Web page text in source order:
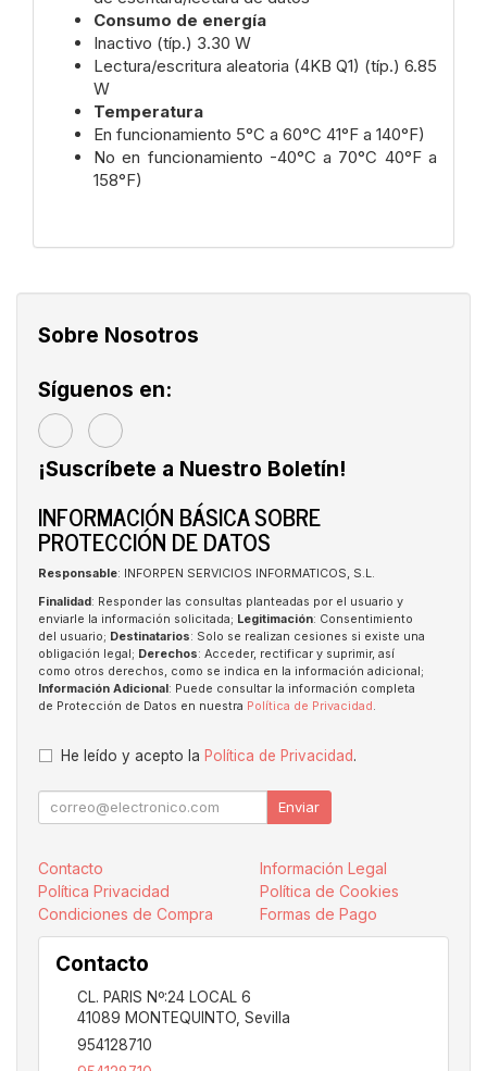
Consumo de energía
Inactivo (típ.) 3.30 W
Lectura/escritura aleatoria (4KB Q1) (típ.) 6.85
W
Temperatura
En funcionamiento 5°C a 60°C 41°F a 140°F)
No en funcionamiento -40°C a 70°C 40°F a
158°F)
Sobre Nosotros
Síguenos en:
¡Suscríbete a Nuestro Boletín!
INFORMACIÓN BÁSICA SOBRE
PROTECCIÓN DE DATOS
Responsable: INFORPEN SERVICIOS INFORMATICOS, S.L.
Finalidad : Responder las consultas planteadas por el usuario y
enviarle la información solicitada; Legitimación: Consentimiento
del usuario; Destinatarios: Solo se realizan cesiones si existe una
obligación legal; Derechos: Acceder, rectificar y suprimir, así
como otros derechos, como se indica en la información adicional;
Información Adicional : Puede consultar la información completa
de Protección de Datos en nuestra Política de Privacidad .
He leído y acepto la Política de Privacidad.
Enviar
Contacto
Información Legal
Política Privacidad
Política de Cookies
Condiciones de Compra
Formas de Pago
Contacto
CL. PARIS Nº:24 LOCAL 6
41089 MONTEQUINTO Sevilla
954128710